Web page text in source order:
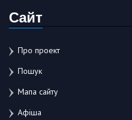
Сайт
Про проект
Пошук
Мапа сайту
Афіша